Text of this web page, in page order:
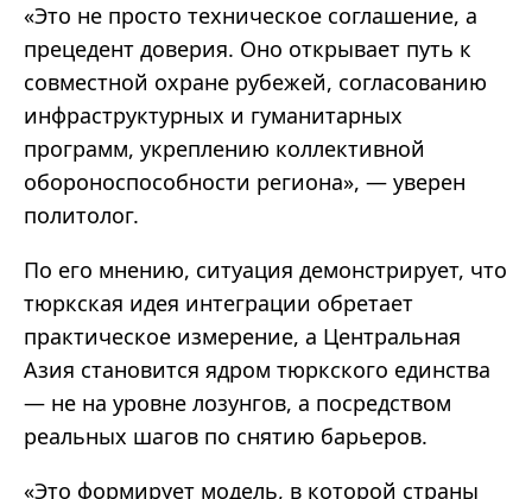
«Это не просто техническое соглашение, а
прецедент доверия. Оно открывает путь к
совместной охране рубежей, согласованию
инфраструктурных и гуманитарных
программ, укреплению коллективной
обороноспособности региона», — уверен
политолог.
По его мнению, ситуация демонстрирует, что
тюркская идея интеграции обретает
практическое измерение, а Центральная
Азия становится ядром тюркского единства
— не на уровне лозунгов, а посредством
реальных шагов по снятию барьеров.
«Это формирует модель, в которой страны